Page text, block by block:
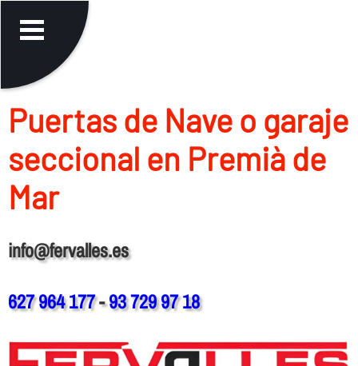
Puertas de Nave o garaje
seccional en Premià de
Mar
info@fervalles.es
627 964 177-93 729 97 18